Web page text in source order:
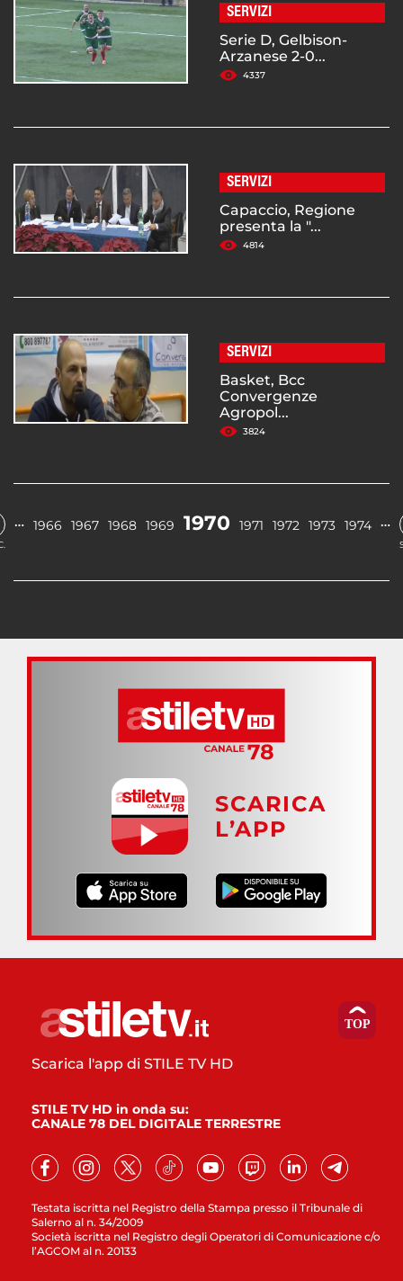
SERVIZI
Serie D, Gelbison-
Arzanese 2-0...
4337
SERVIZI
Capaccio, Regione
presenta la "...
4814
SERVIZI
Basket, Bcc
Convergenze
Agropol...
3824
… 1966 1967 1968 1969 1970 1971 1972 1973 1974 …
SCARICA
L’APP
Testata iscritta nel Registro della Stampa presso il Tribunale di
Salerno al n. 34/2009
Società iscritta nel Registro degli Operatori di Comunicazione c/o
l’AGCOM al n. 20133
Scarica l'app di STILE TV HD
STILE TV HD in onda su:
CANALE 78 DEL DIGITALE TERRESTRE